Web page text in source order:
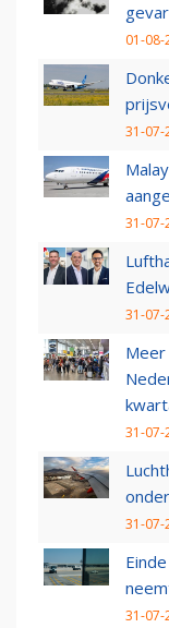
01-08-
31-07-
31-07-
31-07-
31-07-
31-07-
31-07-